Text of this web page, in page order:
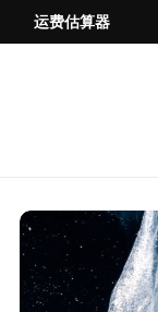
运费估算器